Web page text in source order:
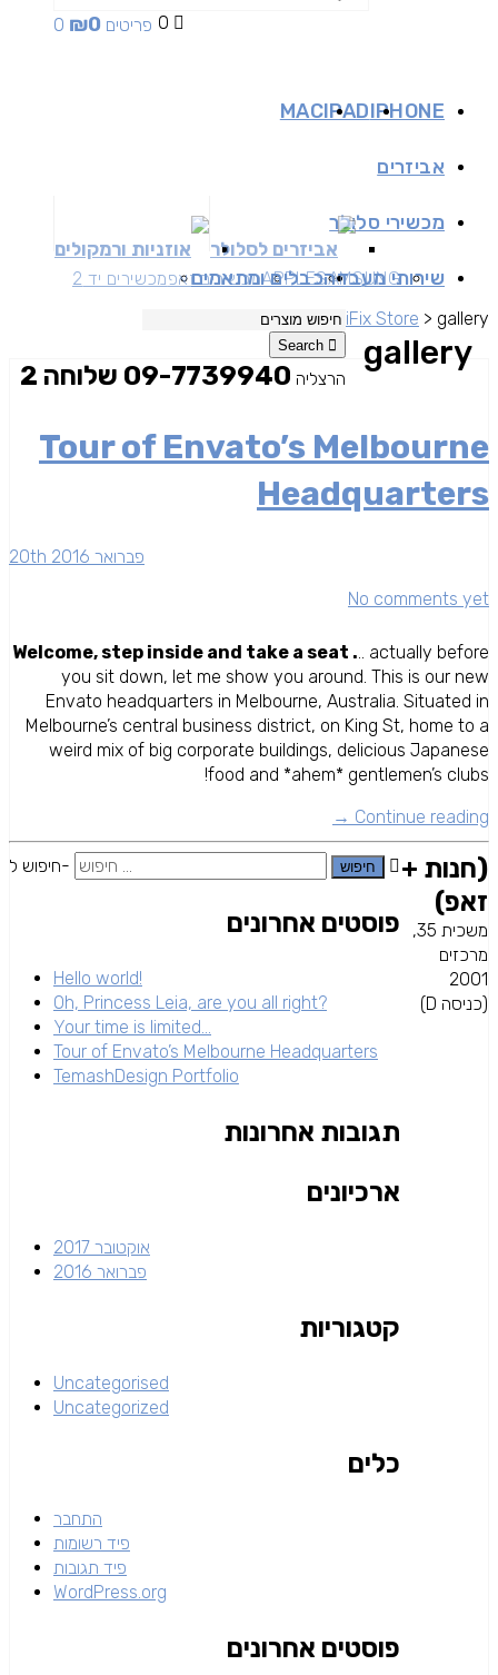
0 0 פריטים ₪0
IPHONE
IPAD
MAC
אביזרים
אביזרים לסלולר אוזניות ורמקולים
מכשירי סלולר
SAMSUNG
APPLEמכשירים זאפמכשירים יד 2 שירותי מעבדהכבלים ומתאמים
iFix Store > gallery
gallery
Tour of Envato’s Melbourne
Headquarters
20th פברואר 2016
No comments yet
Welcome, step inside and take a seat ... actually before
you sit down, let me show you around. This is our new
Envato headquarters in Melbourne, Australia. Situated in
Melbourne’s central business district, on King St, home to a
weird mix of big corporate buildings, delicious Japanese
food and *ahem* gentlemen’s clubs!
Continue reading →
חיפוש ל-
פוסטים אחרונים
Hello world!
Oh, Princess Leia, are you all right?
Your time is limited…
Tour of Envato’s Melbourne Headquarters
TemashDesign Portfolio
תגובות אחרונות
ארכיונים
אוקטובר 2017
פברואר 2016
קטגוריות
Uncategorised
Uncategorized
כלים
התחבר
פיד רשומות
פיד תגובות
WordPress.org
פוסטים אחרונים
Search
הרצליה 09-7739940 שלוחה 2
(חנות +
זאפ)
משכית 35,
מרכזים
2001
(כניסה D)